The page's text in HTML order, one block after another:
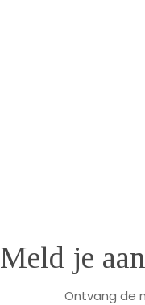
Meld je
Ontvang de